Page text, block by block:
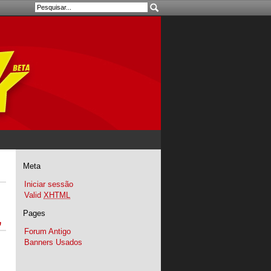
Meta
Iniciar sessão
Valid XHTML
Pages
Forum Antigo
Banners Usados